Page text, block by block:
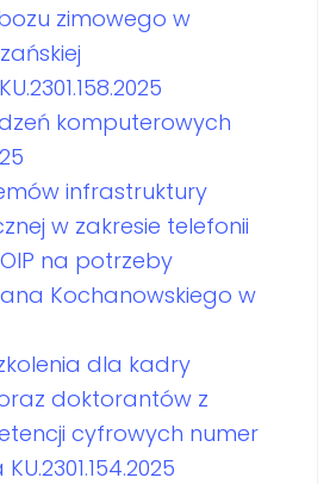
zimowego w
komputerowych
infrastruktury
w zakresie telefonii
na potrzeby
Kochanowskiego w
dla kadry
doktorantów z
cyfrowych numer